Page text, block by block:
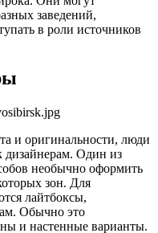
заведений,
в роли источников
и оригинальности, люди
дизайнерам. Один из
необычно оформить
зон. Для
лайтбоксы,
Обычно это
и настенные варианты.